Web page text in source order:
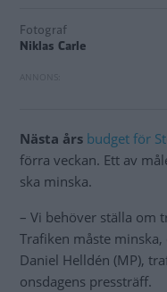
Fotograf
Niklas Carle
Nästa års budget för
förra veckan. Ett av
ska minska.
– Vi behöver ställa om
Trafiken måste minska,
Daniel Helldén (MP),
onsdagens pressträff.